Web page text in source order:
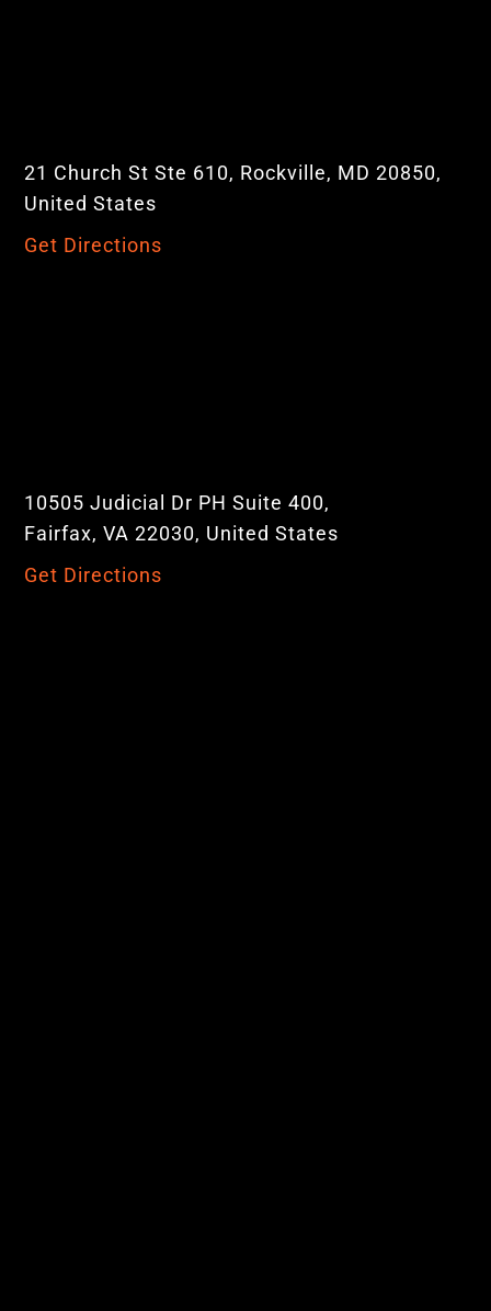
21 Church St Ste 610, Rockville, MD 20850,
United States
Get Directions
10505 Judicial Dr PH Suite 400,
Fairfax, VA 22030, United States
Get Directions